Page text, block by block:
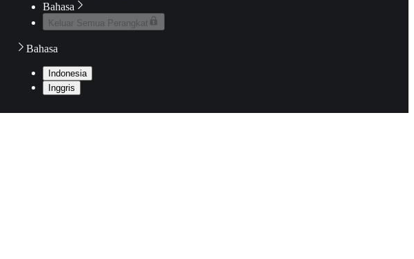
Bahasa
Keluar Semua Perangkat
Bahasa
Indonesia
Inggris